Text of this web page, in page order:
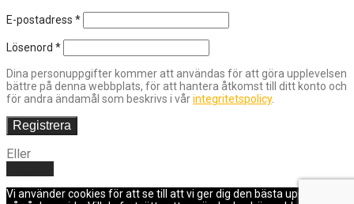
E-postadress *
Lösenord *
Dina personuppgifter kommer att användas för att göra upplevelsen
bättre på denna webbplats, för att hantera åtkomst till ditt konto och
för andra ändamål som beskrivs i vårintegritetspolicy.
Registrera
Eller
Vi använder cookies för att se till att vi ger dig den bästa upplevelsen